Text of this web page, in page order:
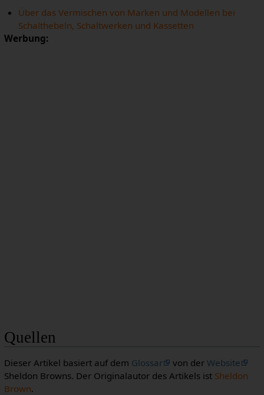
Über das Vermischen von Marken und Modellen bei
Schalthebeln, Schaltwerken und Kassetten
Werbung:
Quellen
Dieser Artikel basiert auf dem Glossar von der Website
Sheldon Browns. Der Originalautor des Artikels ist Sheldon
Brown.